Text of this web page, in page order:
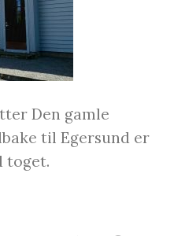
Den gamle
til Egersund er
toget.